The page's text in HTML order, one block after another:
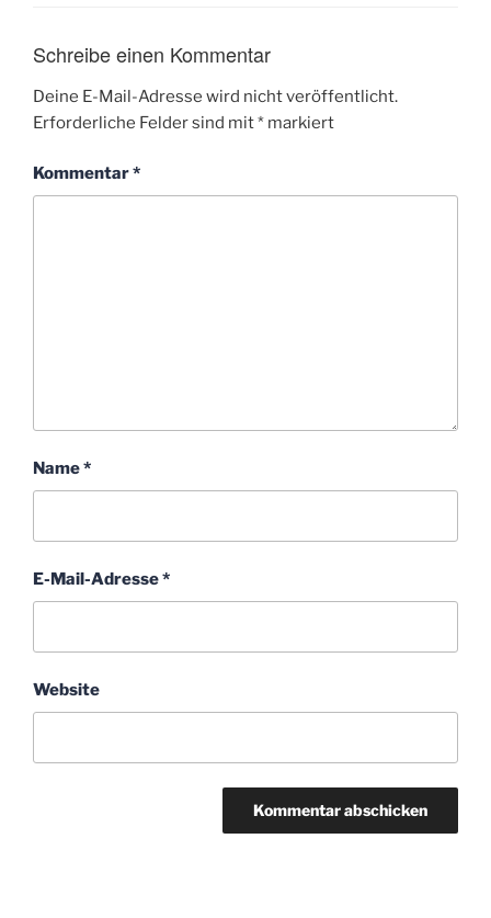
Schreibe einen Kommentar
Deine E-Mail-Adresse wird nicht veröffentlicht.
Erforderliche Felder sind mit* markiert
Kommentar*
Name*
E-Mail-Adresse*
Website